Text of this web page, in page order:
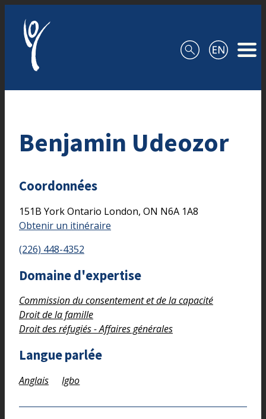
Benjamin Udeozor
Coordonnées
151B York Ontario London, ON N6A 1A8
Obtenir un itinéraire
(226) 448-4352
Domaine d'expertise
Commission du consentement et de la capacité
Droit de la famille
Droit des réfugiés - Affaires générales
Langue parlée
Anglais Igbo